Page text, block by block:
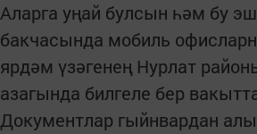
Аларга уңай булсын һәм бу
бакчасында мобиль
ярдәм үзәгенең Нурлат
азагында билгеле бер
Документлар гыйнвардан